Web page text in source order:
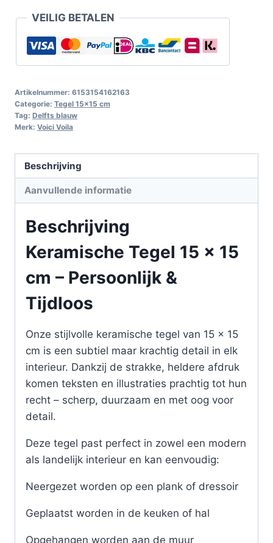
VEILIG BETALEN
Artikelnummer: 6153154162163
Categorie: Tegel 15x15 cm
Tag: Delfts blauw
Merk: Voici Voila
Beschrijving
Aanvullende informatie
Beschrijving
Keramische Tegel 15 x 15
cm – Persoonlijk &
Tijdloos
Onze stijlvolle keramische tegel van 15 x 15
cm is een subtiel maar krachtig detail in elk
interieur. Dankzij de strakke, heldere afdruk
komen teksten en illustraties prachtig tot hun
recht – scherp, duurzaam en met oog voor
detail.
Deze tegel past perfect in zowel een modern
als landelijk interieur en kan eenvoudig:
Neergezet worden op een plank of dressoir
Geplaatst worden in de keuken of hal
Opgehangen worden aan de muur